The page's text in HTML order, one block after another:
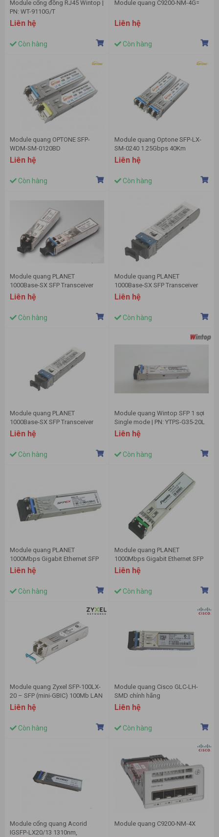
Module cổng đồng RJ45 Wintop |
PN: WT-9110G/T
Liên hệ
Còn hàng
Module quang C9200-NM-4G=
Liên hệ
Còn hàng
Module quang OPTONE SFP-
WDM-SM-0120BD
Liên hệ
Còn hàng
Module quang Optone SFP-LX-
SM-0240 1.25Gbps 40Km
Liên hệ
Còn hàng
Module quang PLANET
1000Base-SX SFP Transceiver
MGB-LX
Liên hệ
Còn hàng
Module quang PLANET
1000Base-SX SFP Transceiver
MGB-SX
Liên hệ
Còn hàng
Module quang PLANET
1000Base-SX SFP Transceiver
MGB-SX2
Liên hệ
Còn hàng
Module quang Wintop SFP 1 sợi
Single mode | PN: YTPS-G35-20L
Liên hệ
Còn hàng
Module quang PLANET
1000Mbps Gigabit Ethernet SFP
MGB-L30
Liên hệ
Còn hàng
Module quang PLANET
1000Mbps Gigabit Ethernet SFP
MGB-L50
Liên hệ
Còn hàng
Module quang Zyxel SFP-100LX-
20 – SFP (mini-GBIC) 100Mb LAN
Liên hệ
Còn hàng
Module quang Cisco GLC-LH-
SMD chính hãng
Liên hệ
Còn hàng
Module cổng quang Acorid
IGSFP-LX20/13 1310nm,
Module quang C9200-NM-4X